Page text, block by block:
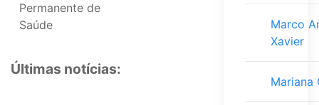
Permanente de
Saúde
Últimas notícias:
Marco
Xavier
Mariana